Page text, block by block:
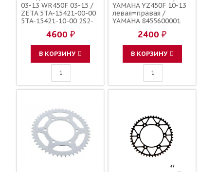
03-13 WR450F 03-15 /
ZETA 5TA-15421-00-00
5TA-15421-10-00 2S2-
4600 ₽
В КОРЗИНУ
YAMAHA YZ450F 10-13
левая=правая /
YAMAHA 8455600001
2400 ₽
В КОРЗИНУ